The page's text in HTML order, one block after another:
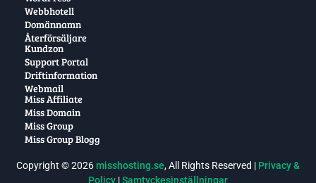
Webbhotell
Domännamn
Återförsäljare
Kundzon
Support Portal
Driftinformation
Webmail
Miss Affiliate
Miss Domain
Miss Group
Miss Group Blogg
Copyright © 2026misshosting.se, All Rights Reserved | Privacy &
Policy |Samtyckesinställningar